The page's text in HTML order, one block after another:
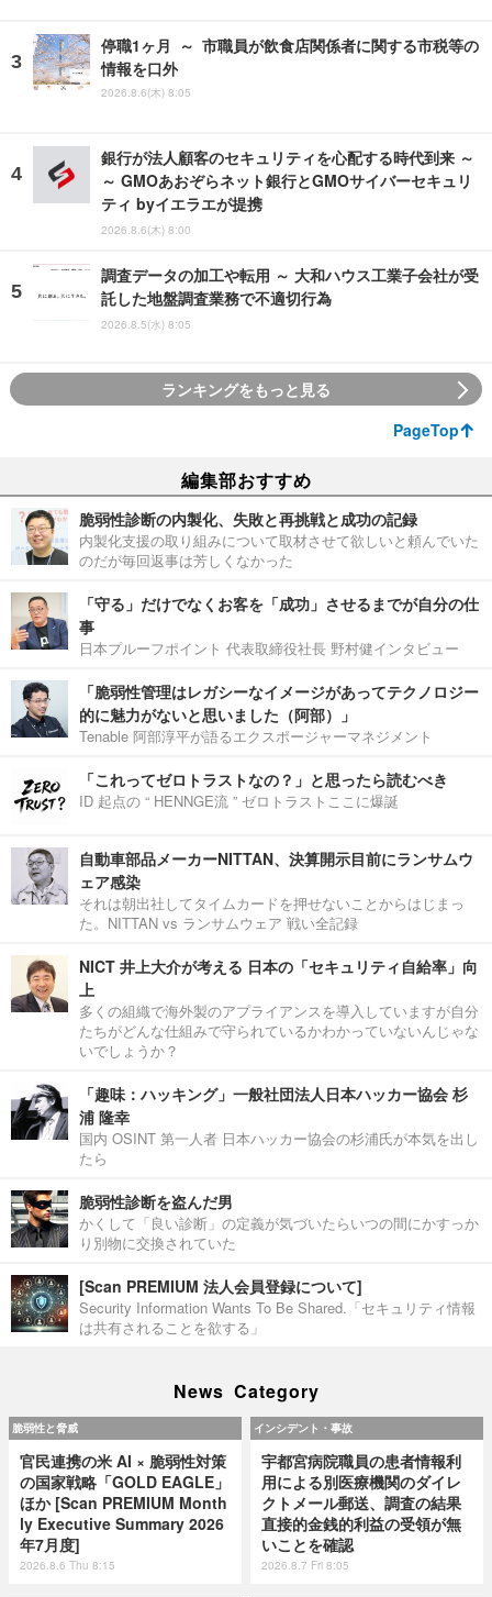
停職1ヶ月 ～ 市職員が飲食店関係者に関する市税等の
情報を口外
2026.8.6(木) 8:05
銀行が法人顧客のセキュリティを心配する時代到来 ～
～ GMOあおぞらネット銀行とGMOサイバーセキュリ
ティ byイエラエが提携
2026.8.6(木) 8:00
調査データの加工や転用 ～ 大和ハウス工業子会社が受
託した地盤調査業務で不適切行為
2026.8.5(水) 8:05
ランキングをもっと見る
PageTop
編集部おすすめ
脆弱性診断の内製化、失敗と再挑戦と成功の記録
内製化支援の取り組みについて取材させて欲しいと頼んでいた
のだが毎回返事は芳しくなかった
「守る」だけでなくお客を「成功」させるまでが自分の仕
事
日本プルーフポイント 代表取締役社長 野村健インタビュー
「脆弱性管理はレガシーなイメージがあってテクノロジー
的に魅力がないと思いました（阿部）」
Tenable 阿部淳平が語るエクスポージャーマネジメント
「これってゼロトラストなの？」と思ったら読むべき
ID 起点の “ HENNGE流 ” ゼロトラストここに爆誕
自動車部品メーカーNITTAN、決算開示目前にランサムウ
ェア感染
それは朝出社してタイムカードを押せないことからはじまっ
た。NITTAN vs ランサムウェア 戦い全記録
NICT 井上大介が考える 日本の「セキュリティ自給率」向
上
多くの組織で海外製のアプライアンスを導入していますが自分
たちがどんな仕組みで守られているかわかっていないんじゃな
いでしょうか？
「趣味：ハッキング」一般社団法人日本ハッカー協会 杉
浦 隆幸
国内 OSINT 第一人者 日本ハッカー協会の杉浦氏が本気を出し
たら
脆弱性診断を盗んだ男
かくして「良い診断」の定義が気づいたらいつの間にかすっか
り別物に交換されていた
[Scan PREMIUM 法人会員登録について]
Security Information Wants To Be Shared.「セキュリティ情報
は共有されることを欲する」
News Category
脆弱性と脅威
官民連携の米 AI × 脆弱性対策
の国家戦略「GOLD EAGLE」
ほか [Scan PREMIUM Month
ly Executive Summary 2026
年7月度]
2026.8.6 Thu 8:15
インシデント・事故
宇都宮病院職員の患者情報利
用による別医療機関のダイレ
クトメール郵送、調査の結果
直接的金銭的利益の受領が無
いことを確認
2026.8.7 Fri 8:05